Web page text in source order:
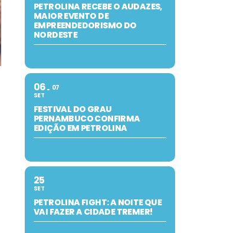
PETROLINA RECEBE O AUDAZES,
MAIOR EVENTO DE
EMPREENDEDORISMO DO
NORDESTE
06
SET
07
FESTIVAL DO GRAU
PERNAMBUCO CONFIRMA
EDIÇÃO EM PETROLINA
25
SET
PETROLINA FIGHT: A NOITE QUE
VAI FAZER A CIDADE TREMER!